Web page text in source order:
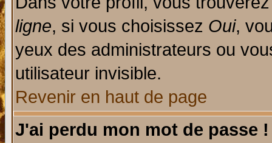
ligne, si vous choisissez Oui,
yeux des administrateurs ou
utilisateur invisible.
Revenir en haut de page
J'ai perdu mon mot de passe !